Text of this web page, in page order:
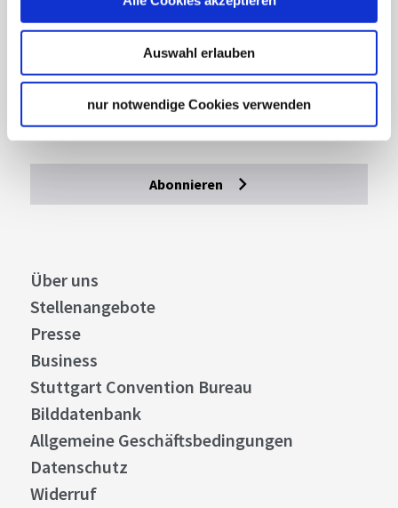
Auswahl erlauben
nur notwendige Cookies verwenden
Lassen Sie sich inspirieren!
Mit unserem Newsletter bleiben Sie zu Events,
Highlights und aktuellen Angeboten in
Stuttgart und Region immer up-to-date.
Abonnieren
Über uns
Stellenangebote
Presse
Business
Stuttgart Convention Bureau
Bilddatenbank
Allgemeine Geschäftsbedingungen
Datenschutz
Widerruf